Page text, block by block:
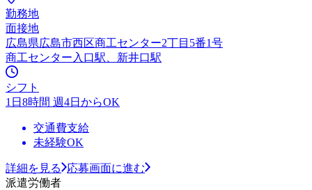
勤務地
面接地
広島県広島市西区商工センター2丁目5番1号
商工センター入口駅、新井口駅
シフト
1日8時間 週4日からOK
交通費支給
未経験OK
詳細を見る
応募画面に進む
派遣労働者